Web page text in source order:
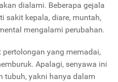
dialami. Beberapa gejala
sakit kepala, diare, muntah,
mengalami perubahan.
yang memadai,
Apalagi, senyawa ini
tubuh, yakni hanya dalam